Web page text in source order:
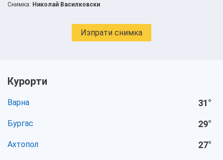
Снимка: Николай Василковски
Изпрати снимка
Курорти
Варна 31°
Бургас 29°
Ахтопол 27°